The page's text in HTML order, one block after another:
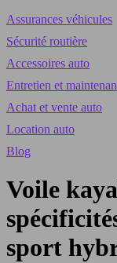
Assurances véhicules
Sécurité routière
Accessoires auto
Entretien et
Achat et vente auto
Location auto
Blog
Voile
sport